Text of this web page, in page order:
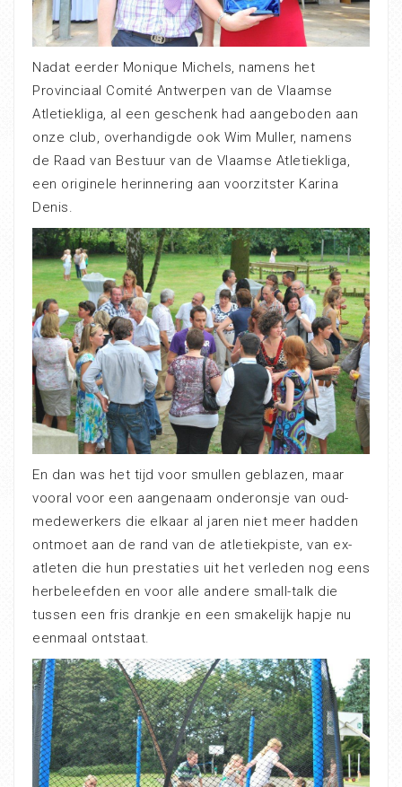
Nadat eerder Monique Michels, namens het
Provinciaal Comité Antwerpen van de Vlaamse
Atletiekliga, al een geschenk had aangeboden aan
onze club, overhandigde ook Wim Muller, namens
de Raad van Bestuur van de Vlaamse Atletiekliga,
een originele herinnering aan voorzitster Karina
Denis.
En dan was het tijd voor smullen geblazen, maar
vooral voor een aangenaam onderonsje van oud-
medewerkers die elkaar al jaren niet meer hadden
ontmoet aan de rand van de atletiekpiste, van ex-
atleten die hun prestaties uit het verleden nog eens
herbeleefden en voor alle andere small-talk die
tussen een fris drankje en een smakelijk hapje nu
eenmaal ontstaat.